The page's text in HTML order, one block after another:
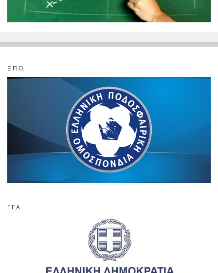
Ε.Π.Ο.
Γ.Γ.Α.